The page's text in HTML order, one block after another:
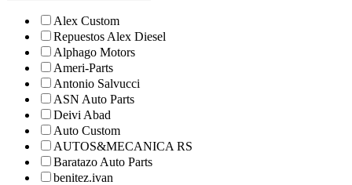
Alex Custom
Repuestos Alex Diesel
Alphago Motors
Ameri-Parts
Antonio Salvucci
ASN Auto Parts
Deivi Abad
Auto Custom
AUTOS&MECANICA RS
Baratazo Auto Parts
benitez.ivan